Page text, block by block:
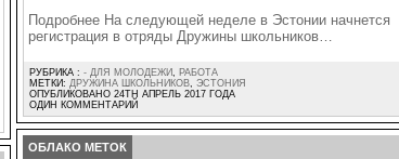
Подробнее На следующей неделе в Эстонии начнется
регистрация в отряды Дружины школьников…
РУБРИКА : - ДЛЯ МОЛОДЕЖИ, РАБОТА
МЕТКИ: ДРУЖИНА ШКОЛЬНИКОВ, ЭСТОНИЯ
ОПУБЛИКОВАНО 24TH АПРЕЛЬ 2017 ГОДА
ОДИН КОММЕНТАРИЙ
ОБЛАКО МЕТОК